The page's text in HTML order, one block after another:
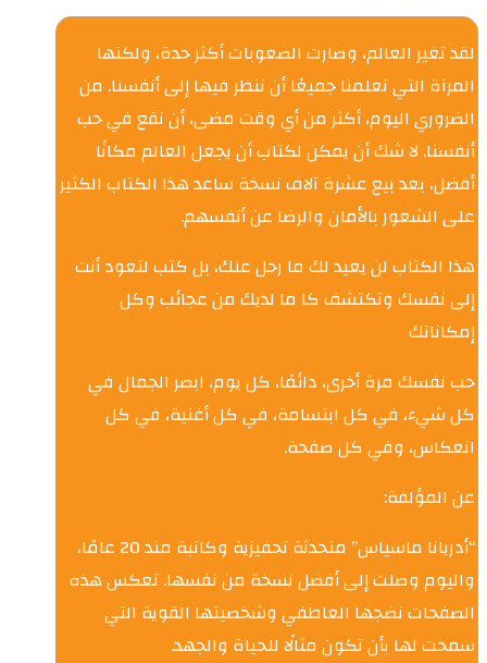
لقد تغير العالم، وصارت الصعوبات أكثر حدة، ولكنها
المرآة التي تعلمنا جميعًا أن ننظر فيها إلى أنفسنا. من
الضروري اليوم، أكثر من أي وقت مضى، أن نقع في حب
أنفسنا. لا شك أن يمكن لكتاب أن يجعل العالم مكانًا
أفضل، بعد بيع عشرة آلاف نسخة ساعد هذا الكتاب الكثير
على الشعور بالأمان والرضا عن أنفسهم.
هذا الكتاب لن يعيد لك ما رحل عنك، بل كتب لتعود أنت
إلى نفسك وتكتشف كا ما لديك من عجائب وكل
إمكاناتك
حب نفسك مرة أخرى، دائمًا، كل يوم، ابصر الجمال في
كل شيء، في كل ابتسامة، في كل أغنية، في كل
انعكاس، وفي كل صفحة.
عن المؤلفة:
“أدريانا ماسياس” متحدثة تحفيزية وكاتبة منذ 20 عامًا،
واليوم وصلت إلى أفضل نسخة من نفسها. تعكس هذه
الصفحات نضجها العاطفي وشخصيتها القوية التي
سمحت لها بأن تكون مثالًا للحياة والجهد.